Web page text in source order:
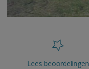
Lees beoordelingen